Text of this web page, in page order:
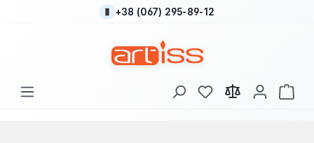
Перейти до основного вмісту
+38 (067) 295-89-12
У вас є 0 у списку